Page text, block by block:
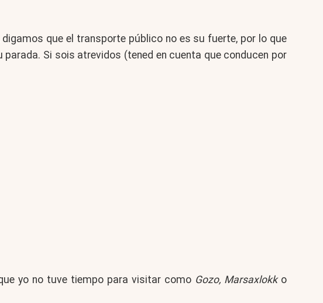
que el transporte público no es su fuerte, por lo que
Si sois atrevidos (tened en cuenta que conducen por
yo no tuve tiempo para visitar como Gozo, Marsaxlokko